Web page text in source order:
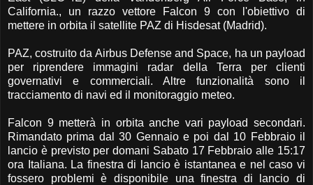
California., un razzo vettore Falcon 9 con l'obiettivo di
mettere in orbita il satellite PAZ di Hisdesat (Madrid).
PAZ, costruito da Airbus Defense and Space, ha un payload
per riprendere immagini radar della Terra per clienti
governativi e commerciali. Altre funzionalità sono il
tracciamento di navi ed il monitoraggio meteo.
Falcon 9 metterà in orbita anche vari payload secondari.
Rimandato prima dal 30 Gennaio e poi dal 10 Febbraio il
lancio è previsto per domani Sabato 17 Febbraio alle 15:17
ora Italiana. La finestra di lancio è istantanea e nel caso vi
fossero problemi è disponibile una finestra di lancio di